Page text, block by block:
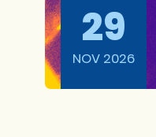
29
NOV 2026